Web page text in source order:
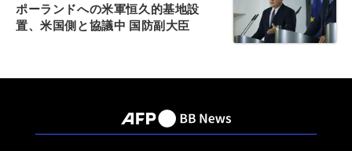
ポーランドへの米軍恒久的基地設
置、米国側と協議中 国防副大臣